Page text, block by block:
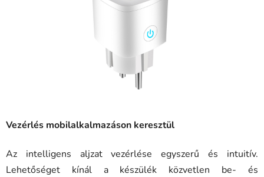
Vezérlés mobilalkalmazáson keresztül
Az intelligens aljzat vezérlése egyszerű és intuitív.
Lehetőséget kínál a készülék közvetlen be- és